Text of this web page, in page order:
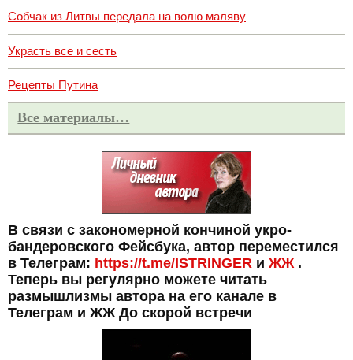
Собчак из Литвы передала на волю маляву
Украсть все и сесть
Рецепты Путина
Все материалы…
В связи с закономерной кончиной укро-
бандеровского Фейсбука, автор переместился
в Телеграм: https://t.me/ISTRINGER и ЖЖ .
Теперь вы регулярно можете читать
размышлизмы автора на его канале в
Телеграм и ЖЖ До скорой встречи